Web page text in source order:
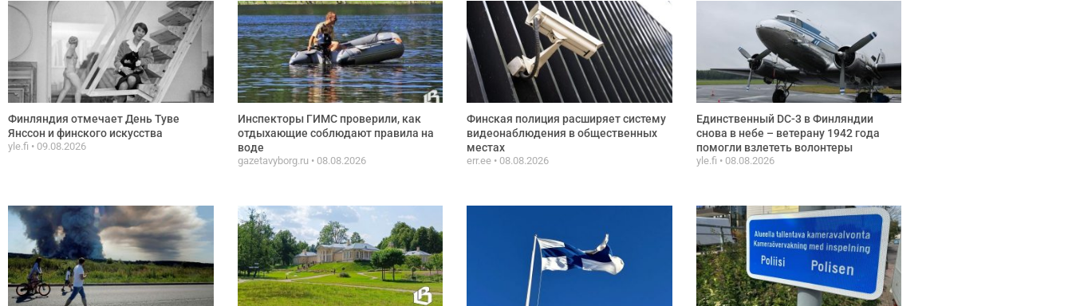
Финляндия отмечает День Туве
Янссон и финского искусства
yle.fi 09.08.2026
Инспекторы ГИМС проверили, как
отдыхающие соблюдают правила на
воде
gazetavyborg.ru 08.08.2026
Финская полиция расширяет систему
видеонаблюдения в общественных
местах
err.ee 08.08.2026
Единственный DC-3 в Финляндии
снова в небе – ветерану 1942 года
помогли взлететь волонтеры
yle.fi 08.08.2026